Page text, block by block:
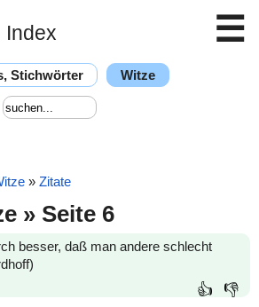
Index ☰
Stichwörter Witze
» Zitate
» Seite 6
besser, daß man andere schlecht
👍 👎